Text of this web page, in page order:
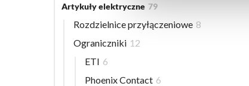
Artykuły elektryczne 79
Rozdzielnice przyłączeniowe 8
Ograniczniki 12
ETI 6
Phoenix Contact 6